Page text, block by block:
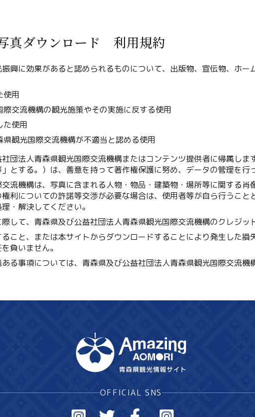
真ダウンロード 利用規約
興に効果があると認められるものについて、出版物、宣伝物、ホー
使用
交流機構の観光施策やその実施に反する使用
た使用
観光国際交流機構が不適当と認める使用
団法人青森県観光国際交流機構またはコンテンツ提供者に帰属し
とする。）は、善意を持って著作権保護に努め、データの管理を行
流機構は、写真に含まれる人物・物品・建築物・場所等に関する
利についての許諾等交渉が必要な場合は、使用者等が自ら行うこ
・解決してください。
して、青森県及び公益社団法人青森県観光国際交流機構のクレジッ
こと、または本サイトからダウンロードすることにより発生した
負いません。
る事項については、青森県及び公益社団法人青森県観光国際交流機
OFFICIAL SNS